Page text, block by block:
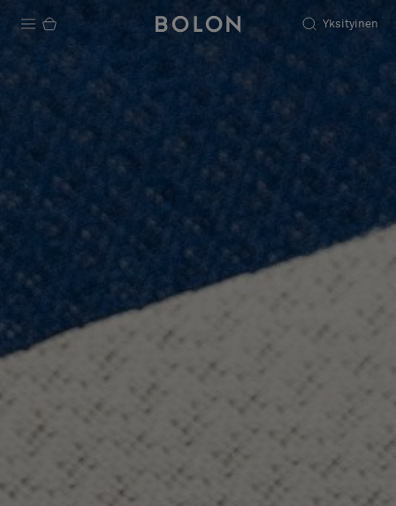
Yksityinen
Tuotteet
Kestävä kehitys
Asennus
Puhdistus
Yhteistyötä suunnittelijoiden kanssa
Stories
Yhteystiedot
Valitse maa